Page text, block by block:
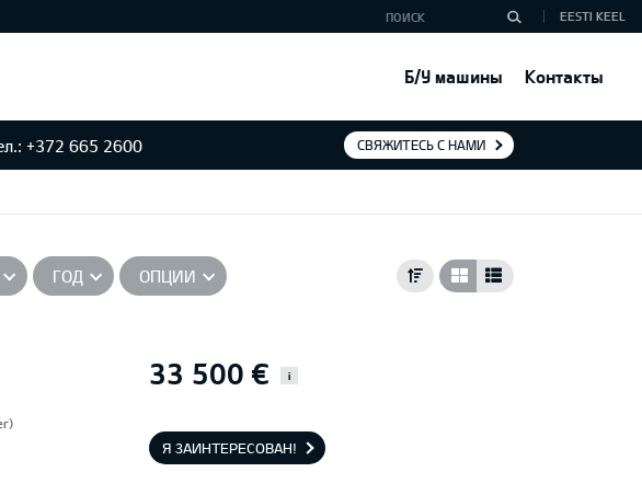
Б/У машины Контакты
EESTI KEEL
+372 665 2600 СВЯЖИТЕСЬ С НАМИ
ГОД ОПЦИИ
33 500 € i
Я ЗАИНТЕРЕСОВАН!